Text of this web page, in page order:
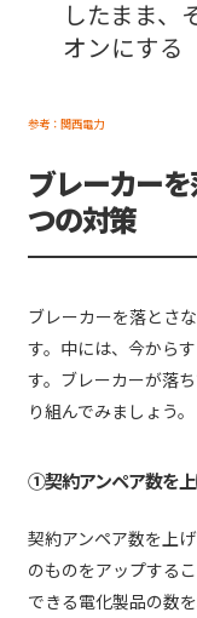
したまま、
オンにする
参考：関西電力
ブレーカー
つの対策
ブレーカーを落とさ
す。中には、今から
す。ブレーカーが落
り組んでみましょう。
①契約アンペア数を
契約アンペア数を上
のものをアップする
できる電化製品の数